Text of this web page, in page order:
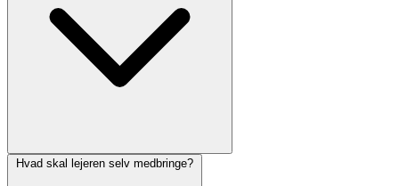
Hvad skal lejeren selv medbringe?